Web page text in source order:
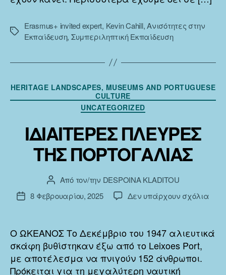
Ετικέτες
Erasmus+ invited expert, Kevin Cahill,Ανισότητες στην
Εκπαίδευση, Συμπεριληπτική Εκπαίδευση
Κατηγορίες
HERITAGE LANDSCAPES, MUSEUMS AND PORTUGUESE
CULTURE
UNCATEGORIZED
ΙΔΙΑΙΤΕΡΕΣ ΠΛΕΥΡΕΣ
ΤΗΣ ΠΟΡΤΟΓΑΛΙΑΣ
Συντάκτης
άρθρου
Από τον/την DESPOINA KLADITOU
Ημ.8 Φεβρουαρίου, 2025 Δεν υπάρχουν σχόλιαστο
ΤΗΣ
Ο ΩΚΕΑΝΟΣ Το Δεκέμβριο του 1947 αλιευτικά
σκάφη βυθίστηκαν έξω από το Leixoes Port,
με αποτέλεσμα να πνιγούν 152 άνθρωποι.
Πρόκειται για τη μεγαλύτερη ναυτική